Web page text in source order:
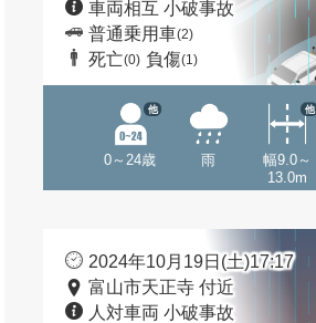
車両相互 小破事故
普通乗用車(2)
死亡(0) 負傷(1)
0～24歳
他
雨
幅9.0～
13.0m
他
2024年10月19日(土)17:17
富山市天正寺 付近
人対車両 小破事故